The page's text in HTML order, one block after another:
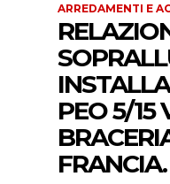
ARREDAMENTI E
PEO 5/15
FRANCIA.